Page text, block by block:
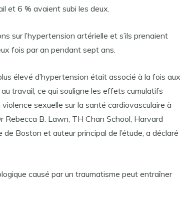
et 6 % avaient subi les deux.
sur l’hypertension artérielle et s’ils prenaient
fois par an pendant sept ans.
élevé d’hypertension était associé à la fois aux
travail, ce qui souligne les effets cumulatifs
sexuelle sur la santé cardiovasculaire à
Rebecca B. Lawn, TH Chan School, Harvard
Boston et auteur principal de l’étude, a déclaré
causé par un traumatisme peut entraîner